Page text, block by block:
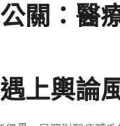
關：醫
上輿論